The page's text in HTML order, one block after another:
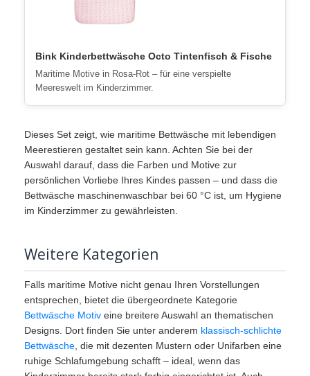
Bink Kinderbettwäsche Octo Tintenfisch & Fische
Maritime Motive in Rosa-Rot – für eine verspielte
Meereswelt im Kinderzimmer.
Dieses Set zeigt, wie maritime Bettwäsche mit lebendigen
Meerestieren gestaltet sein kann. Achten Sie bei der
Auswahl darauf, dass die Farben und Motive zur
persönlichen Vorliebe Ihres Kindes passen – und dass die
Bettwäsche maschinenwaschbar bei 60 °C ist, um Hygiene
im Kinderzimmer zu gewährleisten.
Weitere Kategorien
Falls maritime Motive nicht genau Ihren Vorstellungen
entsprechen, bietet die übergeordnete Kategorie
Bettwäsche Motiv eine breitere Auswahl an thematischen
Designs. Dort finden Sie unter anderem klassisch-schlichte
Bettwäsche , die mit dezenten Mustern oder Unifarben eine
ruhige Schlafumgebung schafft – ideal, wenn das